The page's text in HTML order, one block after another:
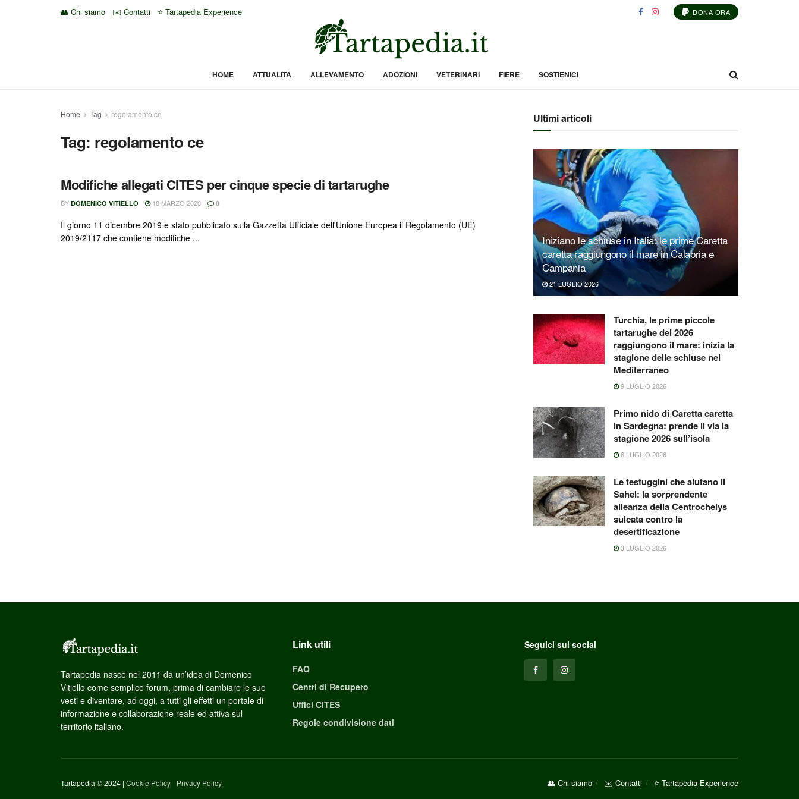
👥 Chi siamo ✉️ Contatti ⭐ Tartapedia Experience DONA ORA
HOME ATTUALITÀ ALLEVAMENTO ADOZIONI VETERINARI FIERE SOSTIENICI
Home Tag regolamento ce
Tag: regolamento ce
Modifiche allegati CITES per cinque specie di tartarughe
BY DOMENICO VITIELLO 18 MARZO 2020 0
Il giorno 11 dicembre 2019 è stato pubblicato sulla Gazzetta Ufficiale dell'Unione Europea il Regolamento (UE)
2019/2117 che contiene modifiche ...
Ultimi articoli
Iniziano le schiuse in Italia: le prime Caretta
caretta raggiungono il mare in Calabria e
Campania
21 LUGLIO 2026
Turchia, le prime piccole
tartarughe del 2026
raggiungono il mare: inizia la
stagione delle schiuse nel
Mediterraneo
9 LUGLIO 2026
Primo nido di Caretta caretta
in Sardegna: prende il via la
stagione 2026 sull’isola
6 LUGLIO 2026
Le testuggini che aiutano il
Sahel: la sorprendente
alleanza della Centrochelys
sulcata contro la
desertificazione
3 LUGLIO 2026
Tartapedia nasce nel 2011 da un’idea di Domenico
Vitiello come semplice forum, prima di cambiare le sue
vesti e diventare, ad oggi, a tutti gli effetti un portale di
informazione e collaborazione reale ed attiva sul
territorio italiano.
Link utili
FAQ
Centri di Recupero
Uffici CITES
Regole condivisione dati
Seguici sui social
👥 Chi siamo ✉️ Contatti ⭐ Tartapedia Experience
Tartapedia © 2024 | Cookie Policy- Privacy Policy